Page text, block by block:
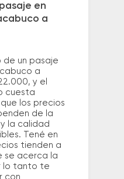
en
a
de un pasaje
a
y el
cuesta
los precios
de la
la calidad
Tené en
tienden a
se acerca la
lo tanto te
con